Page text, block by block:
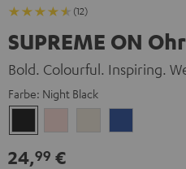
(12)
SUPREME ON
Bold. Colourful. Inspiring.
Farbe: Night Black
Black
White
24,99 €